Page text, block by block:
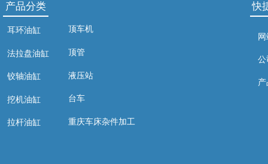
快
顶车机
顶管
液压站
台车
重庆车床杂件加工
产品分类
耳环油缸
法拉盘油缸
铰轴油缸
挖机油缸
拉杆油缸
公
产